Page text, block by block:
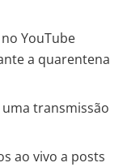
YouTube
a quarentena
uma transmissão
ao vivo a posts